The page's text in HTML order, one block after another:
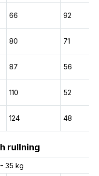
66 92
80 71
87 56
110 52
124 48
rullning
35 kg